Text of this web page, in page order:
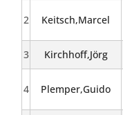
2 Keitsch,Marcel
3 Kirchhoff,Jörg
4 Plemper,Guido